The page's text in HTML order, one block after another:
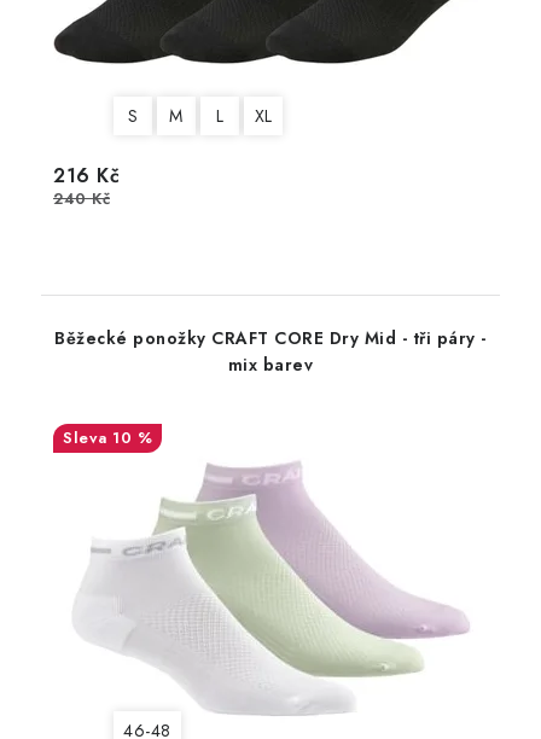
S M L XL
216 Kč
240 Kč
Běžecké ponožky CRAFT CORE Dry Mid - tři páry -
mix barev
10 %
46-48